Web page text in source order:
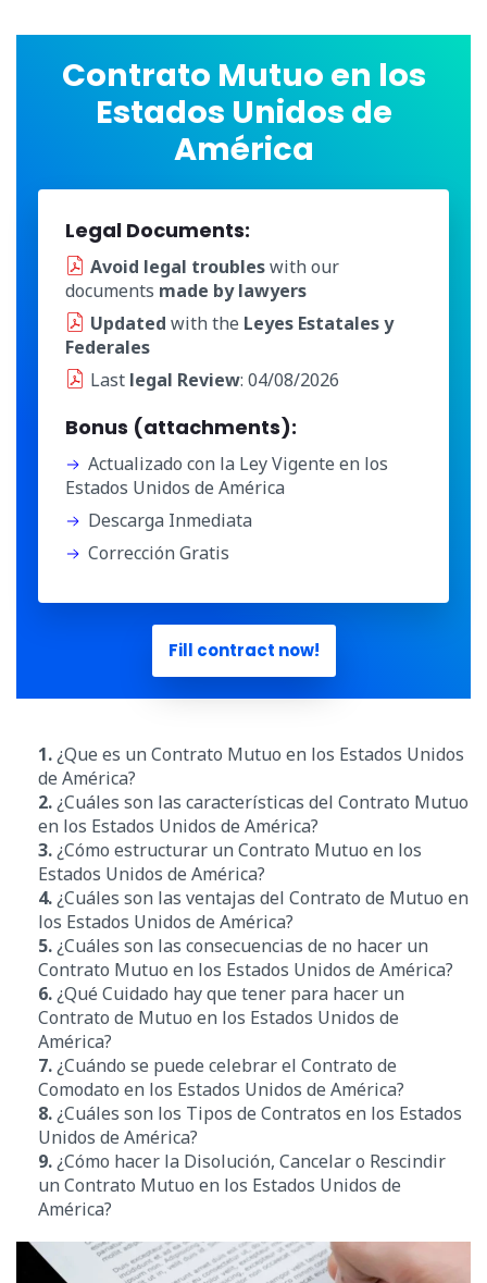
Contrato Mutuo en los
Estados Unidos de
América
Legal Documents:
Avoid legal troubleswith our
documents made by lawyers
Updated with the Leyes Estatales y
Federales
Last legal Review: 04/08/2026
Bonus (attachments):
Actualizado con la Ley Vigente en los
Estados Unidos de América
Descarga Inmediata
Corrección Gratis
Fill contract now!
1.¿Que es un Contrato Mutuo en los Estados Unidos
de América?
2.¿Cuáles son las características del Contrato Mutuo
en los Estados Unidos de América?
3.¿Cómo estructurar un Contrato Mutuo en los
Estados Unidos de América?
4.¿Cuáles son las ventajas del Contrato de Mutuo en
los Estados Unidos de América?
5.¿Cuáles son las consecuencias de no hacer un
Contrato Mutuo en los Estados Unidos de América?
6.¿Qué Cuidado hay que tener para hacer un
Contrato de Mutuo en los Estados Unidos de
América?
7.¿Cuándo se puede celebrar el Contrato de
Comodato en los Estados Unidos de América?
8.¿Cuáles son los Tipos de Contratos en los Estados
Unidos de América?
9.¿Cómo hacer la Disolución, Cancelar o Rescindir
un Contrato Mutuo en los Estados Unidos de
América?